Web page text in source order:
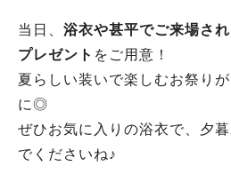
当日、 浴衣や甚平でご来場さ
プレゼント をご用意！
夏らしい装いで楽しむお祭り
に◎
ぜひお気に入りの浴衣で、夕
でくださいね♪